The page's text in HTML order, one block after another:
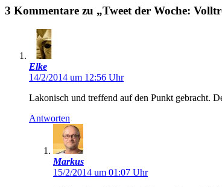
3 Kommentare zu „Tweet der Woche:
Elke
14/2/2014 um 12:56 Uhr
Lakonisch und treffend auf den Punkt gebracht.
Antworten
Markus
15/2/2014 um 01:07 Uhr